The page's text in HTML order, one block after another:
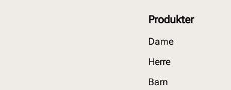
Produkter
Dame
Herre
Barn